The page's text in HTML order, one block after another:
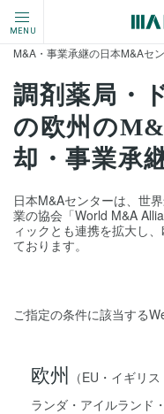
MENU
M&A・事業承継の日本M&Aセ
調剤薬局・
の欧州の
却・事業承
日本M&Aセンターは、世
業の協会「World M&A
ィックとも連携を拡大し
ております。
ご指定の条件に該当する
欧州 （EU・イギリ
ランダ・アイルランド